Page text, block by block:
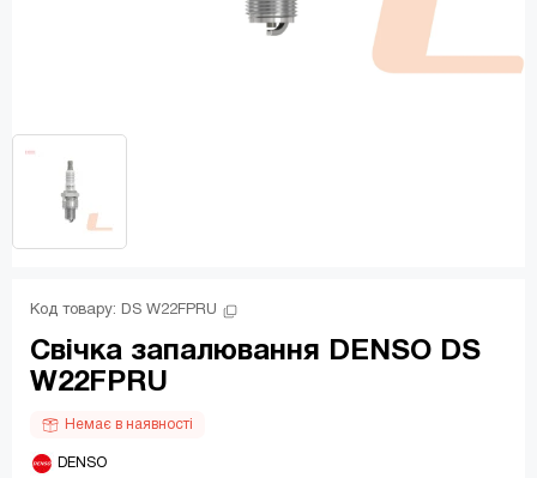
Код товару: DS W22FPRU
Свічка запалювання DENSO DS
W22FPRU
Немає в наявності
DENSO